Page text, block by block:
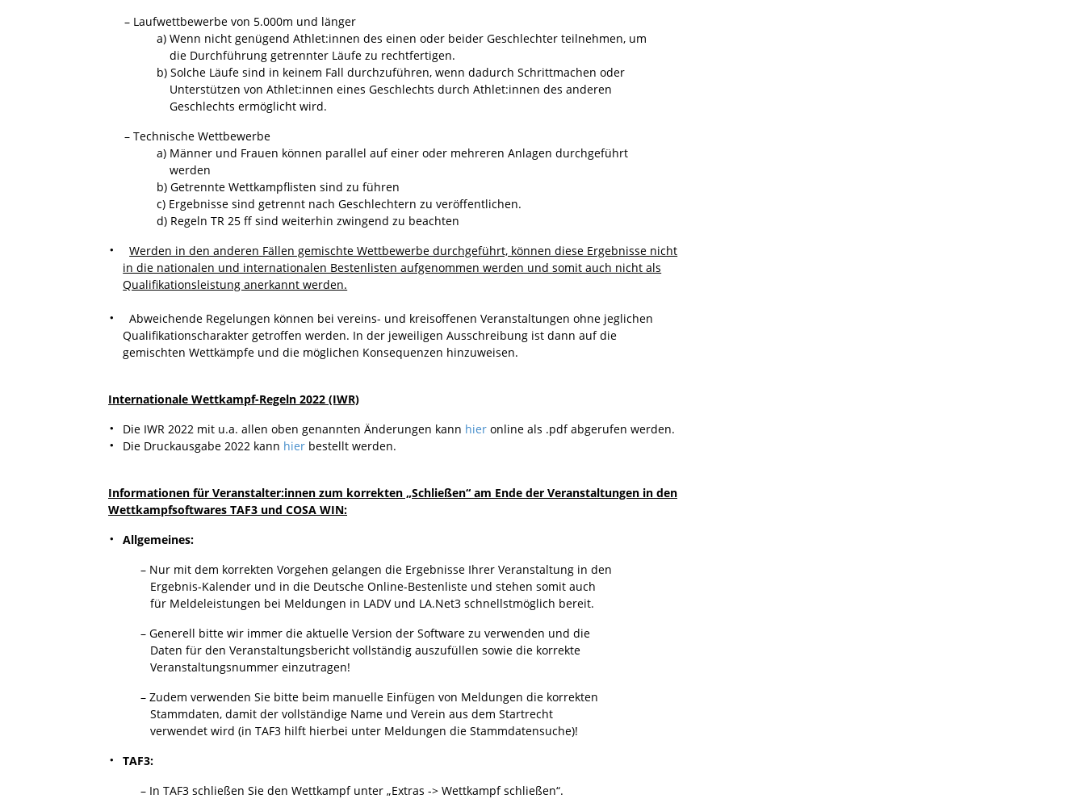
– Laufwettbewerbe von 5.000m und länger
a) Wenn nicht genügend Athlet:innen des einen oder beider Geschlechter teilnehmen, um
die Durchführung getrennter Läufe zu rechtfertigen.
b) Solche Läufe sind in keinem Fall durchzuführen, wenn dadurch Schrittmachen oder
Unterstützen von Athlet:innen eines Geschlechts durch Athlet:innen des anderen
Geschlechts ermöglicht wird.
– Technische Wettbewerbe
a) Männer und Frauen können parallel auf einer oder mehreren Anlagen durchgeführt
werden
b) Getrennte Wettkampflisten sind zu führen
c) Ergebnisse sind getrennt nach Geschlechtern zu veröffentlichen.
d) Regeln TR 25 ff sind weiterhin zwingend zu beachten
Werden in den anderen Fällen gemischte Wettbewerbe durchgeführt, können diese Ergebnisse nicht
in die nationalen und internationalen Bestenlisten aufgenommen werden und somit auch nicht als
Qualifikationsleistung anerkannt werden.
Abweichende Regelungen können bei vereins- und kreisoffenen Veranstaltungen ohne jeglichen
Qualifikationscharakter getroffen werden. In der jeweiligen Ausschreibung ist dann auf die
gemischten Wettkämpfe und die möglichen Konsequenzen hinzuweisen.
Internationale Wettkampf-Regeln 2022 (IWR)
Die IWR 2022 mit u.a. allen oben genannten Änderungen kann hier online als .pdf abgerufen werden.
Die Druckausgabe 2022 kann hier bestellt werden.
Informationen für Veranstalter:innen zum korrekten „Schließen“ am Ende der Veranstaltungen in den
Wettkampfsoftwares TAF3 und COSA WIN:
Allgemeines:
– Nur mit dem korrekten Vorgehen gelangen die Ergebnisse Ihrer Veranstaltung in den
Ergebnis-Kalender und in die Deutsche Online-Bestenliste und stehen somit auch
für Meldeleistungen bei Meldungen in LADV und LA.Net3 schnellstmöglich bereit.
– Generell bitte wir immer die aktuelle Version der Software zu verwenden und die
Daten für den Veranstaltungsbericht vollständig auszufüllen sowie die korrekte
Veranstaltungsnummer einzutragen!
– Zudem verwenden Sie bitte beim manuelle Einfügen von Meldungen die korrekten
Stammdaten, damit der vollständige Name und Verein aus dem Startrecht
verwendet wird (in TAF3 hilft hierbei unter Meldungen die Stammdatensuche)!
TAF3:
– In TAF3 schließen Sie den Wettkampf unter „Extras -> Wettkampf schließen“.